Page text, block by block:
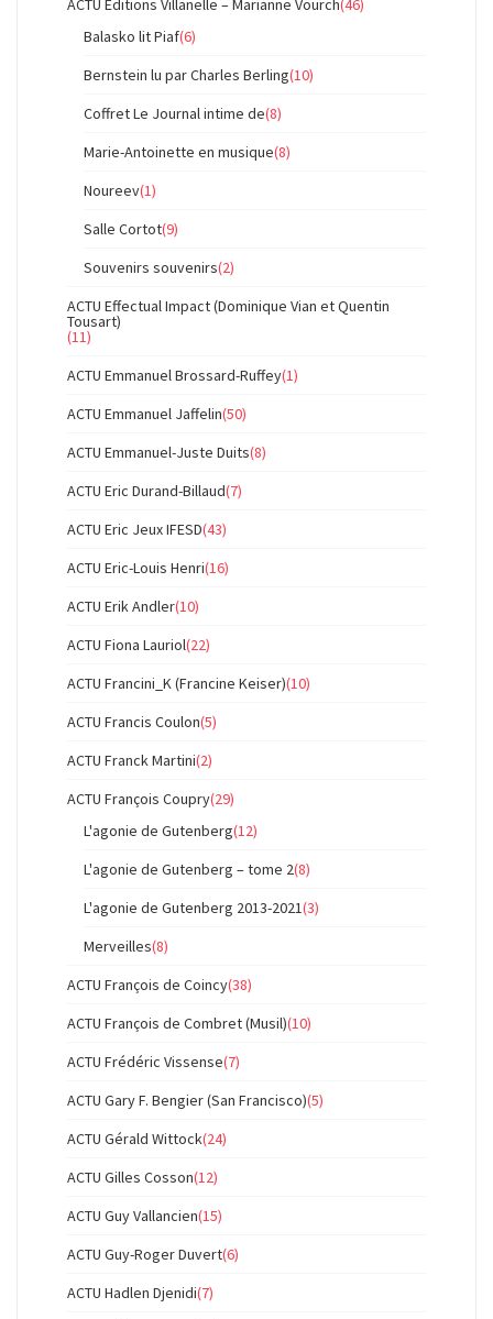
Balasko lit Piaf(6)
Bernstein lu par Charles Berling(10)
Coffret Le Journal intime de(8)
Marie-Antoinette en musique(8)
Noureev(1)
Salle Cortot(9)
Souvenirs souvenirs(2)
ACTU Effectual Impact (Dominique Vian et Quentin
Tousart)
(11)
ACTU Emmanuel Brossard-Ruffey(1)
ACTU Emmanuel Jaffelin(50)
ACTU Emmanuel-Juste Duits(8)
ACTU Eric Durand-Billaud(7)
ACTU Eric Jeux IFESD(43)
ACTU Eric-Louis Henri(16)
ACTU Erik Andler(10)
ACTU Fiona Lauriol(22)
ACTU Francini_K (Francine Keiser)(10)
ACTU Francis Coulon(5)
ACTU Franck Martini(2)
ACTU François Coupry(29)
L'agonie de Gutenberg(12)
L'agonie de Gutenberg – tome 2(8)
L'agonie de Gutenberg 2013-2021(3)
Merveilles(8)
ACTU François de Coincy(38)
ACTU François de Combret (Musil)(10)
ACTU Frédéric Vissense(7)
ACTU Gary F. Bengier (San Francisco)(5)
ACTU Gérald Wittock(24)
ACTU Gilles Cosson(12)
ACTU Guy Vallancien(15)
ACTU Guy-Roger Duvert(6)
ACTU Hadlen Djenidi(7)